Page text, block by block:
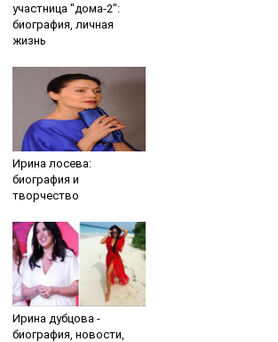
участница "дома-2":
биография, личная
жизнь
Ирина лосева:
биография и
творчество
Ирина дубцова -
биография, новости,